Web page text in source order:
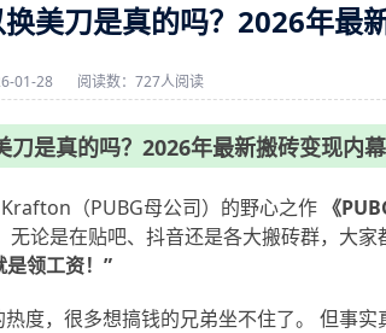
美刀是真的吗？2026年最
01-28 阅读数： 727人阅读
刀是真的吗？2026年最新搬砖变现内幕
（PUBG母公司）的野心之作 《
无论是在贴吧、抖音还是各大搬砖群，大家
是领工资！”
度，很多想搞钱的兄弟坐不住了。 但事